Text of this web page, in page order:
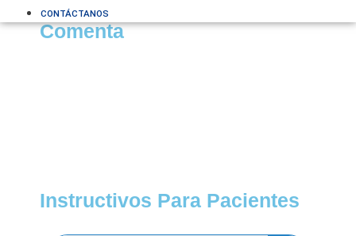
CONTÁCTANOS
Comenta
Instructivos Para Pacientes